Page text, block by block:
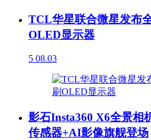
TCL华星联合微星发布
OLED显示器
5 08.03
影石Insta360 X6全景相
传感器+AI影像旗舰登场